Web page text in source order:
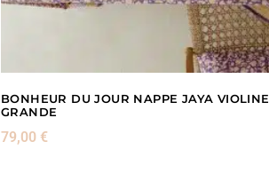
BONHEUR DU JOUR NAPPE JAYA VIOLINE
GRANDE
79,00 €